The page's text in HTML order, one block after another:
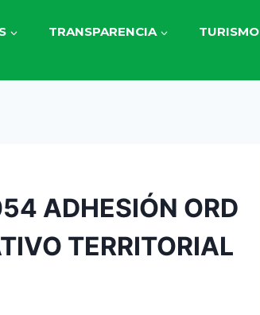
TRANSPARENCIA TURISMO
ADHESIÓN ORD
TERRITORIAL